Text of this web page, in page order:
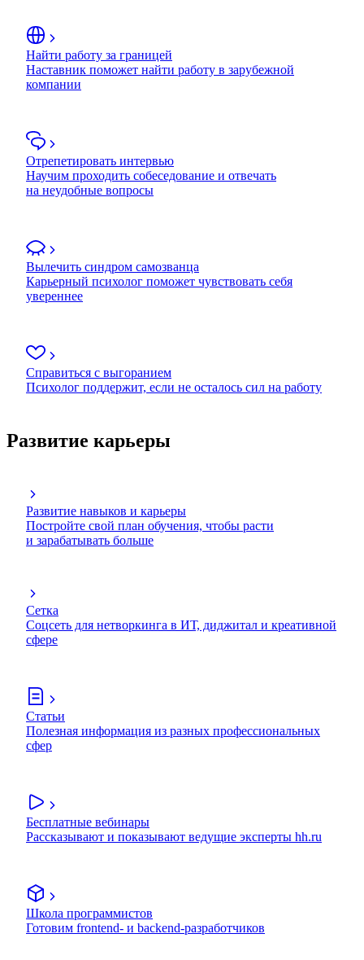
Найти работу за границей
Наставник поможет найти работу в зарубежной
компании
Отрепетировать интервью
Научим проходить собеседование и отвечать
на неудобные вопросы
Вылечить синдром самозванца
Карьерный психолог поможет чувствовать себя
увереннее
Справиться с выгоранием
Психолог поддержит, если не осталось сил на работу
Развитие карьеры
Развитие навыков и карьеры
Постройте свой план обучения, чтобы расти
и зарабатывать больше
Сетка
Соцсеть для нетворкинга в ИТ, диджитал и креативной
сфере
Статьи
Полезная информация из разных профессиональных
сфер
Бесплатные вебинары
Рассказывают и показывают ведущие эксперты hh.ru
Школа программистов
Готовим frontend- и backend-разработчиков